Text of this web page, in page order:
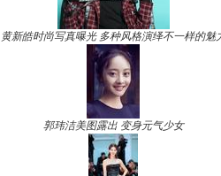
黄新皓时尚写真曝光 多种风格演绎不一样的魅
郭玮洁美图露出 变身元气少女